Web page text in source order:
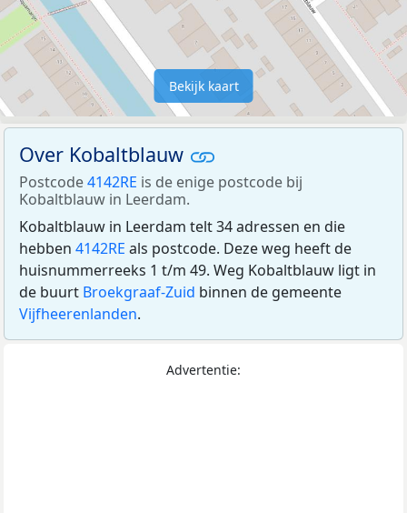
Bekijk kaart
Over Kobaltblauw
Postcode4142RE is de enige postcode bij
Kobaltblauw in Leerdam.
Kobaltblauw in Leerdam telt 34 adressen en die
hebben 4142RE als postcode. Deze weg heeft de
huisnummerreeks 1 t/m 49. Weg Kobaltblauw ligt in
de buurt Broekgraaf-Zuid binnen de gemeente
Vijfheerenlanden.
Advertentie: